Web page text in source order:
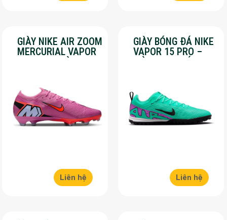
GIÀY NIKE AIR ZOOM
MERCURIAL VAPOR
Liên hệ
GIÀY BÓNG ĐÁ NIKE
VAPOR 15 PRO –
Liên hệ